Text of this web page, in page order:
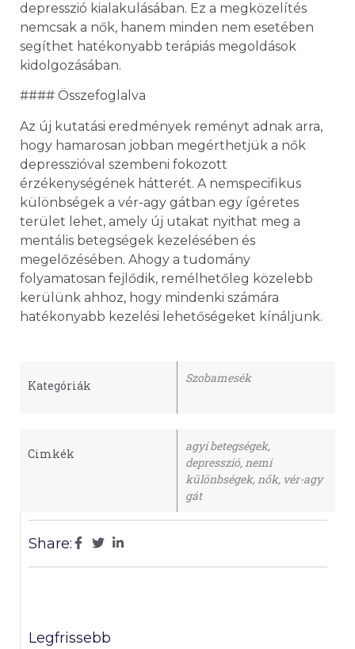
depresszió kialakulásában. Ez a megközelítés
nemcsak a nők, hanem minden nem esetében
segíthet hatékonyabb terápiás megoldások
kidolgozásában.
#### Összefoglalva
Az új kutatási eredmények reményt adnak arra,
hogy hamarosan jobban megérthetjük a nők
depresszióval szembeni fokozott
érzékenységének hátterét. A nemspecifikus
különbségek a vér-agy gátban egy ígéretes
terület lehet, amely új utakat nyithat meg a
mentális betegségek kezelésében és
megelőzésében. Ahogy a tudomány
folyamatosan fejlődik, remélhetőleg közelebb
kerülünk ahhoz, hogy mindenki számára
hatékonyabb kezelési lehetőségeket kínáljunk.
Kategóriák
Szobamesék
Cimkék
agyi betegségek,
depresszió, nemi
különbségek, nők, vér-agy
gát
Share:
Legfrissebb